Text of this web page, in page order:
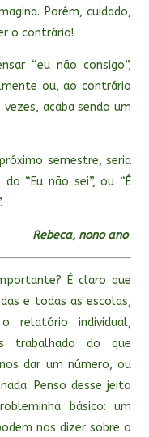
Porém, cuidado,
o contrário!
“eu não consigo”,
ou, ao contrário
vezes, acaba sendo um
semestre, seria
“Eu não sei”, ou “É
Rebeca, nono ano
É claro que
e todas as escolas,
relatório individual,
trabalhado do que
dar um número, ou
Penso desse jeito
básico: um
nos dizer sobre o